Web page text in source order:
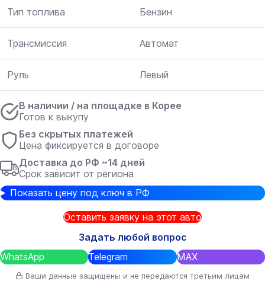
Тип топлива Бензин
Трансмиссия Автомат
Руль Левый
В наличии / на площадке в Корее
Готов к выкупу
Без скрытых платежей
Цена фиксируется в договоре
Доставка до РФ ~14 дней
Срок зависит от региона
Показать цену под ключ в РФ
Оставить заявку на этот авто
Задать любой вопрос
WhatsApp
Telegram MAX
Ваши данные защищены и не передаются третьим лицам